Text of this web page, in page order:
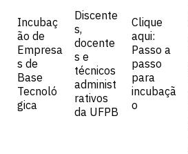
Incubaç
ão de
Empresa
s de
Base
Tecnoló
gica
Discente
s,
docente
s e
técnicos
administ
rativos
da UFPB
Clique
aqui:
Passo a
passo
para
incubaçã
o